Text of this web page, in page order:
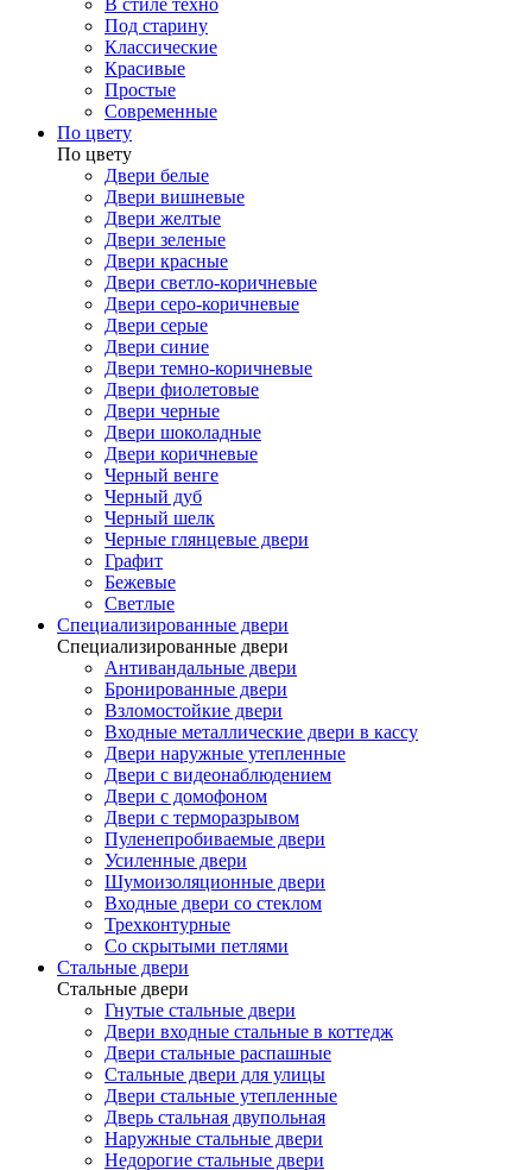
В стиле техно
Под старину
Классические
Красивые
Простые
Современные
По цвету
По цвету
Двери белые
Двери вишневые
Двери желтые
Двери зеленые
Двери красные
Двери светло-коричневые
Двери серо-коричневые
Двери серые
Двери синие
Двери темно-коричневые
Двери фиолетовые
Двери черные
Двери шоколадные
Двери коричневые
Черный венге
Черный дуб
Черный шелк
Черные глянцевые двери
Графит
Бежевые
Светлые
Специализированные двери
Специализированные двери
Антивандальные двери
Бронированные двери
Взломостойкие двери
Входные металлические двери в кассу
Двери наружные утепленные
Двери с видеонаблюдением
Двери с домофоном
Двери с терморазрывом
Пуленепробиваемые двери
Усиленные двери
Шумоизоляционные двери
Входные двери со стеклом
Трехконтурные
Со скрытыми петлями
Стальные двери
Стальные двери
Гнутые стальные двери
Двери входные стальные в коттедж
Двери стальные распашные
Стальные двери для улицы
Двери стальные утепленные
Дверь стальная двупольная
Наружные стальные двери
Недорогие стальные двери